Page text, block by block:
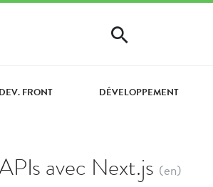
DEV. FRONT DÉVELOPPEMENT
avec Next.js (en)